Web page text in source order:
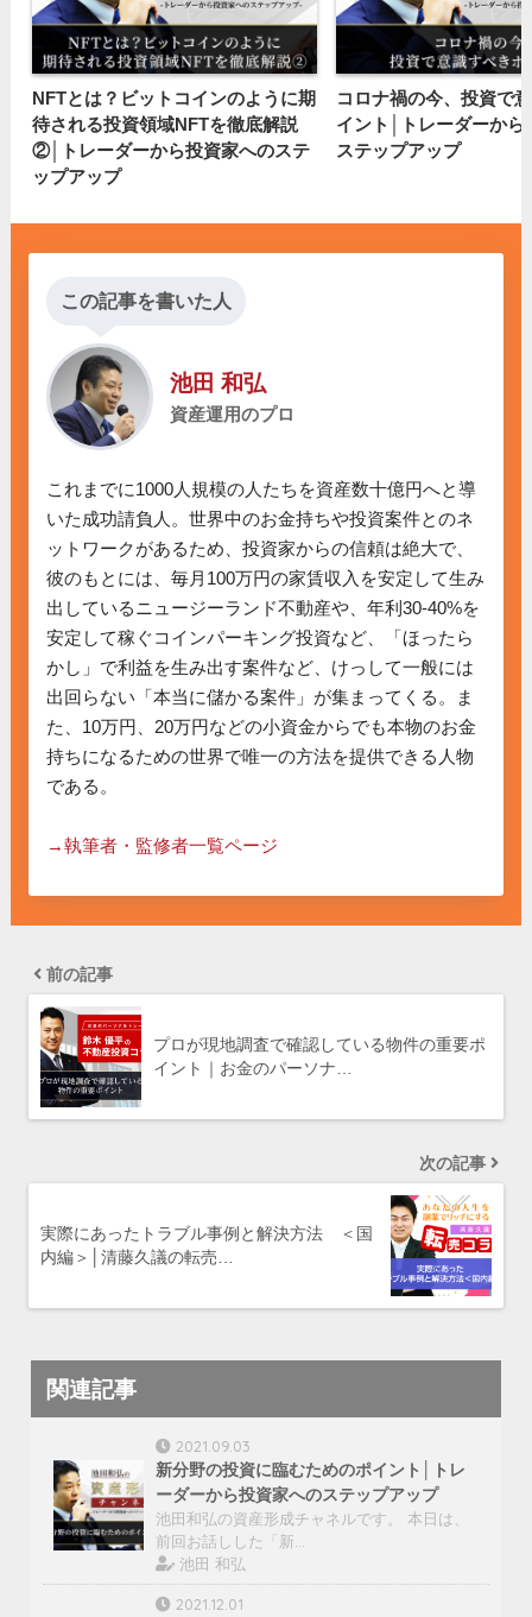
NFTとは？ビットコインのように期
待される投資領域NFTを徹底解説
②│トレーダーから投資家へのステ
ップアップ
コロナ禍の今、投資で
イント│トレーダーから
ステップアップ
この記事を書いた人
池田 和弘
資産運用のプロ
これまでに1000人規模の人たちを資産数十億円へと導
いた成功請負人。世界中のお金持ちや投資案件とのネ
ットワークがあるため、投資家からの信頼は絶大で、
彼のもとには、毎月100万円の家賃収入を安定して生み
出しているニュージーランド不動産や、年利30-40%を
安定して稼ぐコインパーキング投資など、「ほったら
かし」で利益を生み出す案件など、けっして一般には
出回らない「本当に儲かる案件」が集まってくる。ま
た、10万円、20万円などの小資金からでも本物のお金
持ちになるための世界で唯一の方法を提供できる人物
である。
→執筆者・監修者一覧ページ
前の記事
プロが現地調査で確認している物件の重要ポ
イント｜お金のパーソナ…
次の記事
実際にあったトラブル事例と解決方法 ＜国
内編＞│清藤久議の転売…
関連記事
2021.09.03
新分野の投資に臨むためのポイント│トレ
ーダーから投資家へのステップアップ
池田和弘の資産形成チャネルです。 本日は、
前回お話しした「新…
池田 和弘
2021.12.01